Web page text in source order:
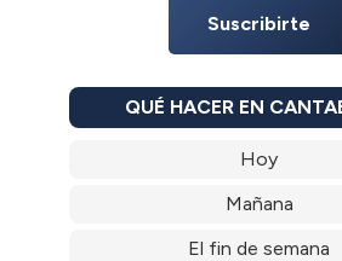
Suscribirte
QUÉ HACER EN
Hoy
Mañana
El fin de semana